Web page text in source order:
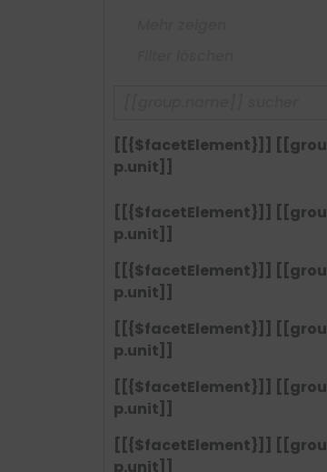
[[{$facetElement}]] [[grou
p.unit]]
[[{$facetElement}]] [[grou
p.unit]]
[[{$facetElement}]] [[grou
p.unit]]
[[{$facetElement}]] [[grou
p.unit]]
[[{$facetElement}]] [[grou
p.unit]]
[[{$facetElement}]] [[grou
p.unit]]